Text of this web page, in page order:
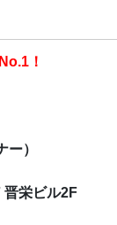
！
ー）
栄ビル2F